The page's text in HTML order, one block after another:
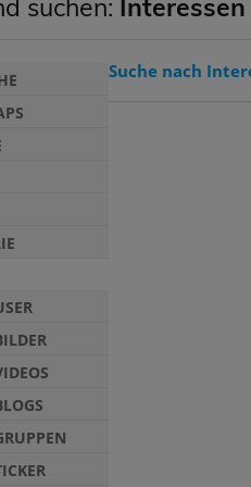
suchen: Interessen
Suche nach